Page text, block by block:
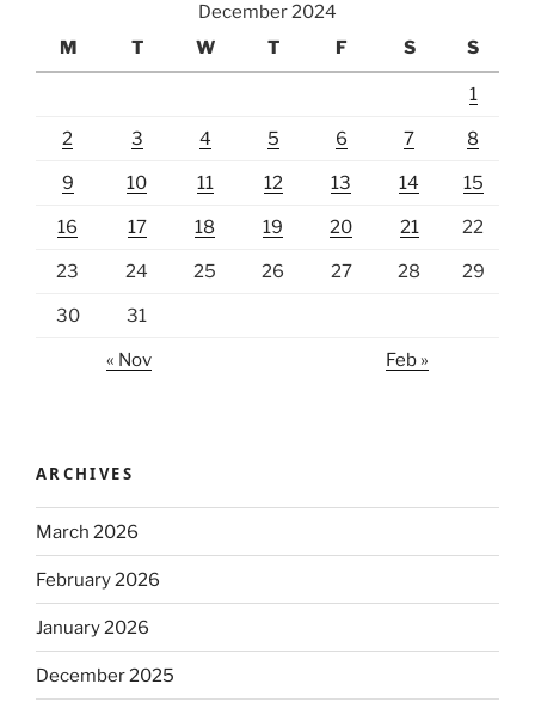
December 2024
M
T W T F S S
1
2 3 4 5 6 7 8
9 10 11 12 13 14 15
16 17 18 19 20 21 22
23 24 25 26 27 28 29
30 31
« Nov Feb »
ARCHIVES
March 2026
February 2026
January 2026
December 2025